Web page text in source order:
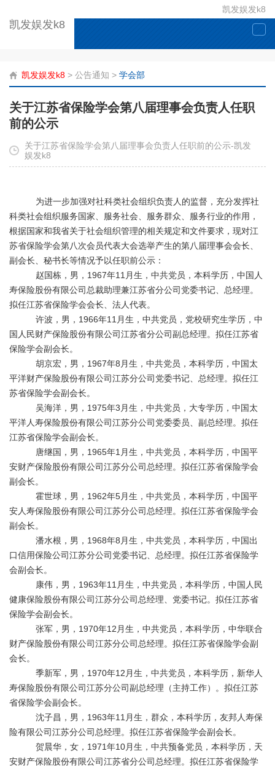
凯发娱发k8
凯发娱发k8
凯发娱发k8 > 公告通知 > 学会部
关于江苏省保险学会第八届理事会负责人任职
前的公示
关于江苏省保险学会第八届理事会负责人任职前的公示-凯发
娱发k8
为进一步加强对社科类社会组织负责人 的监督，充分发挥社
科类社会组织服务国家、服务社会、服务群众、服务行业的作用，
根据国家和我省关于社会组织管理的相关规定和文件要求， 现对江
苏省保险学会第八次会员代表大会选举产生的第八届理事会会长、
副会长、秘书长等情况予以任职前公示：
赵国栋，男， 1967年11 月生，中共党员，本科学历，中国人
寿保险股份有限公司总裁助理兼江苏省分公司党委书记、总经理。
拟任江苏省保险学会会长、法人代表。
许波，男， 1966年11 月生，中共党员，党校研究生学历，中
国人民财产保险股份有限公司江苏省分公司副总经理。拟任江苏省
保险学会副会长。
胡京宏，男， 1967年8 月生，中共党员，本科学历，中国太
平洋财产保险股份有限公司江苏分公司党委书记、总经理。拟任江
苏省保险学会副会长。
吴海洋，男， 1975年3 月生，中共党员，大专学历，中国太
平洋人寿保险股份有限公司江苏分公司党委委员、副总经理。拟任
江苏省保险学会副会长。
唐继国，男， 1965年1 月生，中共党员，本科学历，中国平
安财产保险股份有限公司江苏分公司总经理。拟任江苏省保险学会
副会长。
霍世球，男， 1962年5月生，中共党员，本科学历，中国平
安人寿保险股份有限公司江苏分公司总经理。拟任江苏省保险学会
副会长。
潘水根，男， 1968年8 月生，中共党员，本科学历，中国出
口信用保险公司江苏分公司党委书记、总经理。拟任江苏省保险学
会副会长。
康伟，男， 1963年11 月生，中共党员，本科学历，中国人民
健康保险股份有限公司江苏分公司总经理、党委书记。拟任江苏省
保险学会副会长。
张军，男， 1970年12 月生，中共党员，本科学历，中华联合
财产保险股份有限公司江苏分公司总经理。拟任江苏省保险学会副
会长。
季新军，男， 1970年12 月生，中共党员，本科学历，新华人
寿保险股份有限公司江苏分公司副总经理（主持工作）。拟任江苏
省保险学会副会长。
沈子昌，男， 1963年11 月生，群众，本科学历，友邦人寿保
险有限公司江苏分公司总经理。拟任江苏省保险学会副会长。
贺晨华，女， 1971年10月生，中共预备党员，本科学历，天
安财产保险股份有限公司江苏省分公司总经理。拟任江苏省保险学